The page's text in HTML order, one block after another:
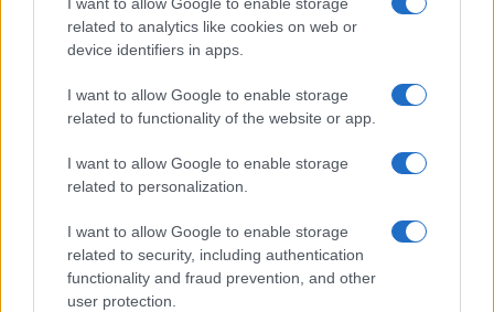
related to analytics like cookies on web or
device identifiers in apps.
I want to allow Google to enable storage
related to functionality of the website or app.
I want to allow Google to enable storage
related to personalization.
I want to allow Google to enable storage
related to security, including authentication
functionality and fraud prevention, and other
user protection.
NEWS